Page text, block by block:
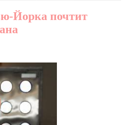
Йорка почтит